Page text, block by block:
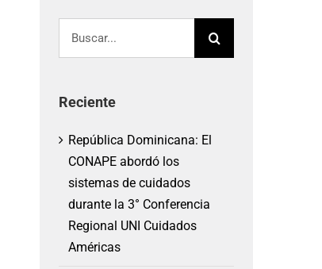
Reciente
República Dominicana: El
CONAPE abordó los
sistemas de cuidados
durante la 3° Conferencia
Regional UNI Cuidados
Américas